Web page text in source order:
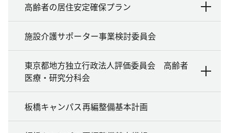
高齢者の居住安定確保プラン
施設介護サポーター事業検討委員会
東京都地方独立行政法人評価委員会 高齢者
医療・研究分科会
板橋キャンパス再編整備基本計画